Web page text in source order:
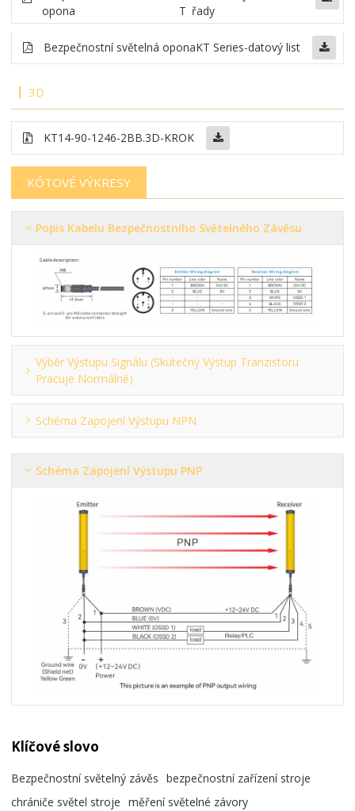
opona
T řady
Bezpečnostní světelná oponaKT Series-datový list
3D
KT14-90-1246-2BB.3D-KROK
KÓTOVÉ VÝKRESY
Popis Kabelu Bezpečnostního Světelného Závěsu
Výběr Výstupu Signálu (skutečný Výstup Tranzistoru
Pracuje Normálně)
Schéma Zapojení Výstupu NPN
Schéma Zapojení Výstupu PNP
Klíčové slovo
Bezpečnostní světelný závěs
bezpečnostní zařízení stroje
chrániče světel stroje
měření světelné závory